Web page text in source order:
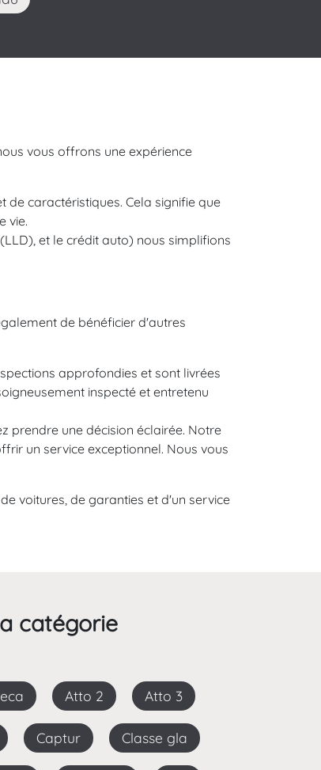
vous offrons une expérience
caractéristiques. Cela signifie que
vie.
et le crédit auto) nous simplifions
de bénéficier d'autres
approfondies et sont livrées
inspecté et entretenu
prendre une décision éclairée. Notre
un service exceptionnel. Nous vous
voitures, de garanties et d'un service
catégorie
Atto 2 Atto 3
Captur Classe gla